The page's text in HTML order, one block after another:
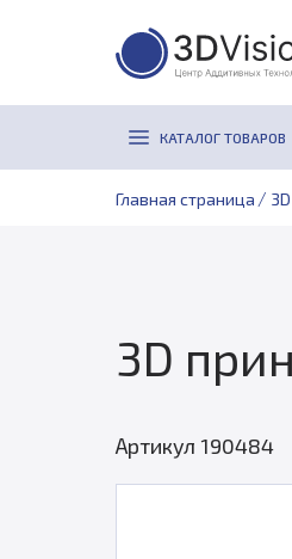
КАТАЛОГ ТОВАРОВ
Главная страница /
3D
Артикул 190484